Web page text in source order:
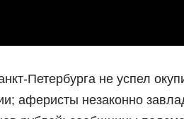
Петербурга не успел
аферисты незаконно